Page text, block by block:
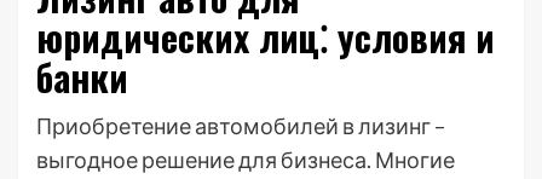
юридических лиц⁚ условия и
банки
Приобретение автомобилей в лизинг –
выгодное решение для бизнеса. Многие